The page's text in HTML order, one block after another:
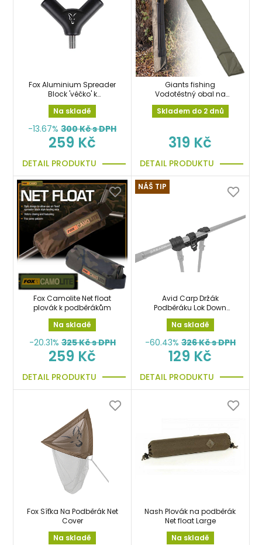
Fox Aluminium Spreader
Block 'véčko' k
podběrákům
Na skladě
-13.67% 300Kč s DPH
259 Kč
DETAIL PRODUKTU
Giants fishing
Vodotěstný obal na
podběrák Landing Net
Waterproof Bag
Skladem do 2 dnů
319 Kč
DETAIL PRODUKTU
Fox Camolite Net float
plovák k podběrákům
Na skladě
-20.31% 325Kč s DPH
259 Kč
DETAIL PRODUKTU
NÁŠ TIP
Avid Carp Držák
Podběráku Lok Down
Landing Net Holder
Na skladě
-60.43% 326Kč s DPH
129 Kč
DETAIL PRODUKTU
Fox Síťka Na Podběrák Net
Cover
Na skladě
Nash Plovák na podběrák
Net float Large
Na skladě